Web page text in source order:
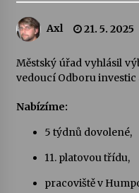
kapkou
Veselí
30. 7.
šedesátka:
28. 7.
Letní
Axl 21. 5. 2025
Městský úřad vyhlásil
vedoucí Odboru investic
Nabízíme:
5 týdnů dovolené,
11. platovou třídu,
pracoviště v